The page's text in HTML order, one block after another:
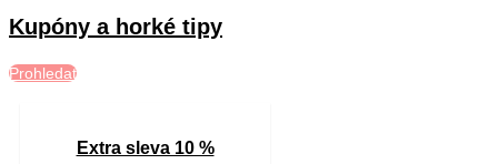
Kupóny a horké tipy
Prohledat
Extra sleva 10 %